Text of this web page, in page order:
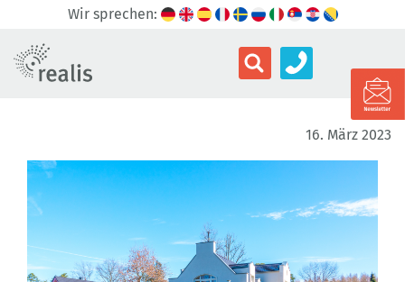
Wir sprechen:
16. März 2023